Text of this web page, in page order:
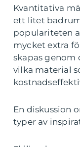
Kvantitativa
ett litet
populariteten
mycket extra
skapas genom
vilka material
En diskussion
typer av